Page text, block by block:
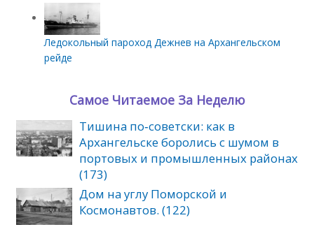
Ледокольный пароход Дежнев на Архангельском
рейде
Самое Читаемое За Неделю
Тишина по‑советски: как в
Архангельске боролись с шумом в
портовых и промышленных районах
(173)
Дом на углу Поморской и
Космонавтов. (122)